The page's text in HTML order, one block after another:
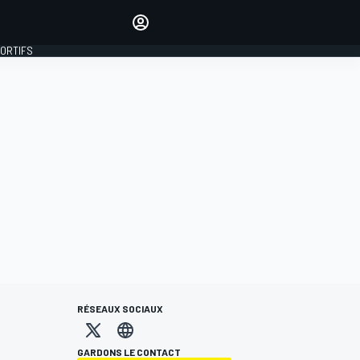
RÉSEAUX SOCIAUX
GARDONS LE CONTACT